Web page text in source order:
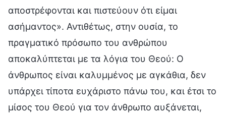
αποστρέφονται και πιστεύουν ότι είμαι
ασήμαντος». Αντιθέτως, στην ουσία, το
πραγματικό πρόσωπο του ανθρώπου
αποκαλύπτεται με τα λόγια του Θεού: Ο
άνθρωπος είναι καλυμμένος με αγκάθια, δεν
υπάρχει τίποτα ευχάριστο πάνω του, και έτσι το
μίσος του Θεού για τον άνθρωπο αυξάνεται,